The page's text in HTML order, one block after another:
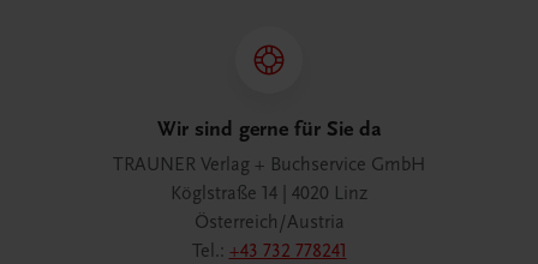
Wir sind gerne für Sie da
TRAUNER Verlag + Buchservice GmbH
Köglstraße 14 | 4020 Linz
Österreich/Austria
Tel.: +43 732 778241